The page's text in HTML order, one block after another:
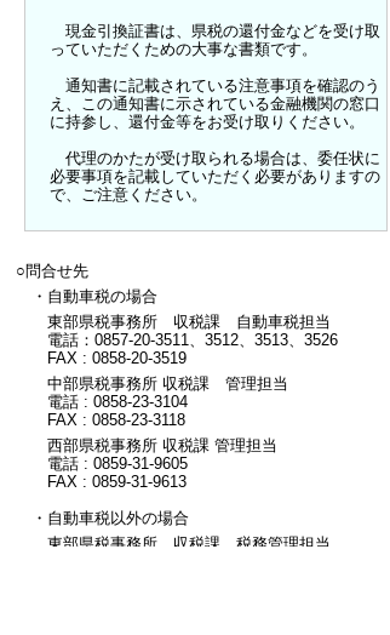
現金引換証書は、県税の還付金などを受け取
っていただくための大事な書類です。
通知書に記載されている注意事項を確認のう
え、この通知書に示されている金融機関の窓口
に持参し、還付金等をお受け取りください。
代理のかたが受け取られる場合は、委任状に
必要事項を記載していただく必要がありますの
で、ご注意ください。
○問合せ先
・自動車税の場合
東部県税事務所 収税課 自動車税担当
電話：0857-20-3511、3512、3513、3526
FAX : 0858-20-3519
中部県税事務所 収税課 管理担当
電話 : 0858-23-3104
FAX : 0858-23-3118
西部県税事務所 収税課 管理担当
電話 : 0859-31-9605
FAX : 0859-31-9613
・自動車税以外の場合
東部県税事務所 収税課 税務管理担当